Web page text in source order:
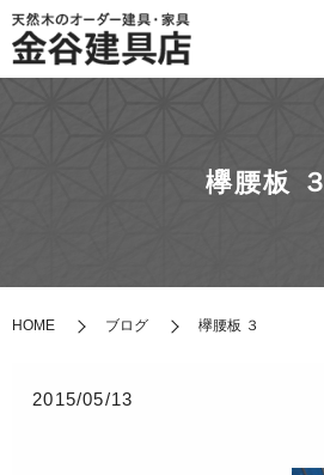
欅腰板 ３
HOME ブログ 欅腰板 ３
2015/05/13